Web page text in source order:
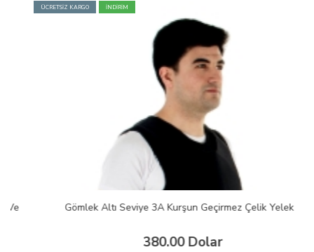
ÜCRETSİZ KARGO İNDİRİM
Gömlek Altı Seviye 3A Kurşun Geçirmez Çelik Yelek
380.00 Dolar